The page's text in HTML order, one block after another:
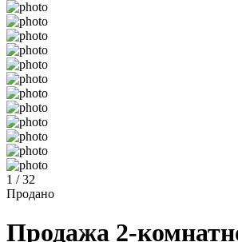
1 / 32
Продано
Продажа 2-